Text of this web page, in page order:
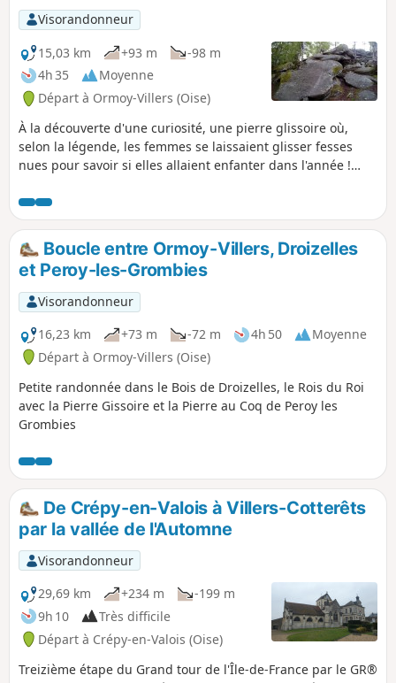
Visorandonneur
15,03 km
+93 m
-98 m
4h 35
Moyenne
Départ à Ormoy-Villers (Oise)
À la découverte d'une curiosité, une pierre glissoire où,
selon la légende, les femmes se laissaient glisser fesses
nues pour savoir si elles allaient enfanter dans l'année !
ambiance forestière, des platières à bruyère et un petit
chaos rocheux avec la fameuse pierre sont au rendez-vous.
Boucle entre Ormoy-Villers, Droizelles
et Peroy-les-Grombies
Visorandonneur
16,23 km
+73 m -72 m 4h 50
Moyenne
Départ à Ormoy-Villers (Oise)
Petite randonnée dans le Bois de Droizelles, le Rois du Roi
avec la Pierre Gissoire et la Pierre au Coq de Peroy les
Grombies
De Crépy-en-Valois à Villers-Cotterêts
par la vallée de l'Automne
Visorandonneur
29,69 km
+234 m
-199 m
9h 10
Très difficile
Départ à Crépy-en-Valois (Oise)
Treizième étape du Grand tour de l'Île-de-France par le GR®